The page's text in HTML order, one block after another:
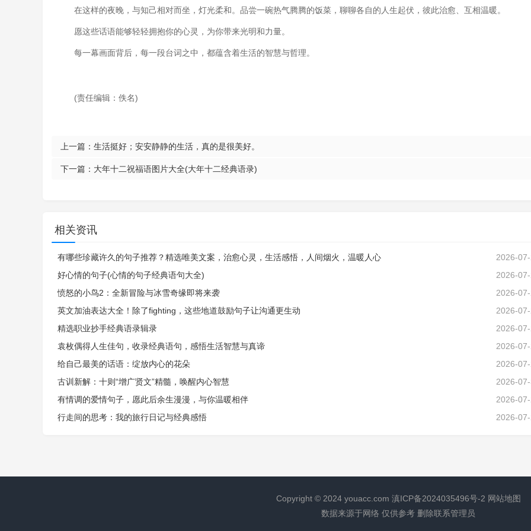
在这样的夜晚，与知己相对而坐，灯光柔和。品尝一碗热气腾腾的饭菜，聊聊各自的人生起伏，彼此治愈、互相温暖。
愿这些话语能够轻轻拥抱你的心灵，为你带来光明和力量。
每一幕画面背后，每一段台词之中，都蕴含着生活的智慧与哲理。
(责任编辑：佚名)
上一篇： 生活挺好；安安静静的生活，真的是很美好。
下一篇： 大年十二祝福语图片大全(大年十二经典语录)
相关资讯
2026-
有哪些珍藏许久的句子推荐？精选唯美文案，治愈心灵，生活感悟，人间烟火，温暖人心
2026-
好心情的句子(心情的句子经典语句大全)
2026-
愤怒的小鸟2：全新冒险与冰雪奇缘即将来袭
2026-
英文加油表达大全！除了fighting，这些地道鼓励句子让沟通更生动
2026-
精选职业抄手经典语录辑录
2026-
袁枚偶得人生佳句，收录经典语句，感悟生活智慧与真谛
2026-
给自己最美的话语：绽放内心的花朵
2026-
古训新解：十则“增广贤文”精髓，唤醒内心智慧
2026-
有情调的爱情句子，愿此后余生漫漫，与你温暖相伴
2026-
行走间的思考：我的旅行日记与经典感悟
Copyright © 2024 youacc.com 滇ICP备2024035496号-2 网站地图
数据来源于网络 仅供参考 删除联系管理员